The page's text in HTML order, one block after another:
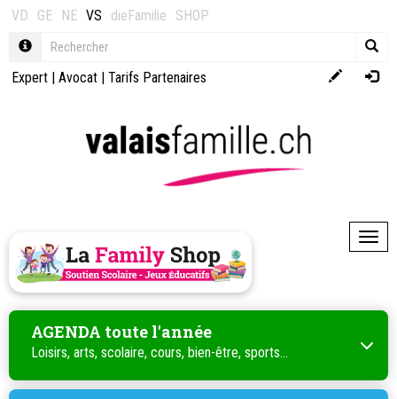
VD GE NE VS dieFamilie SHOP
Expert | Avocat | Tarifs Partenaires
AGENDA toute l'année
Loisirs, arts, scolaire, cours, bien-être, sports...